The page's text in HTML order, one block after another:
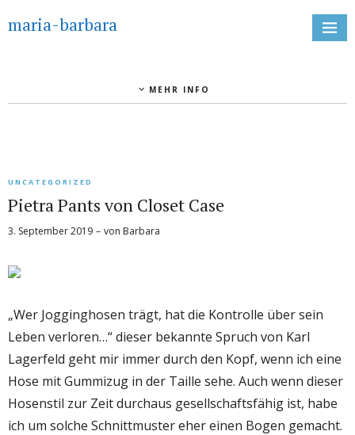
maria-barbara
MEHR INFO
UNCATEGORIZED
Pietra Pants von Closet Case
3. September 2019 von Barbara
„Wer Jogginghosen trägt, hat die Kontrolle über sein
Leben verloren…“ dieser bekannte Spruch von Karl
Lagerfeld geht mir immer durch den Kopf, wenn ich eine
Hose mit Gummizug in der Taille sehe. Auch wenn dieser
Hosenstil zur Zeit durchaus gesellschaftsfähig ist, habe
ich um solche Schnittmuster eher einen Bogen gemacht.